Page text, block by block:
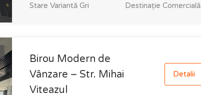
Stare Variantă Gri DestinațieComercială
Birou Modern de
Vânzare – Str. Mihai
Viteazul
Detalii